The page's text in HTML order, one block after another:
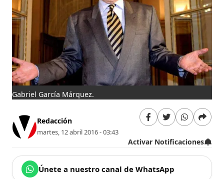
Gabriel García Márquez.
Redacción
martes, 12 abril 2016 - 03:43
Activar Notificaciones
Únete a nuestro canal de WhatsApp